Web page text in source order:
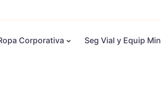
Corporativa Seg Vial y Equip Min